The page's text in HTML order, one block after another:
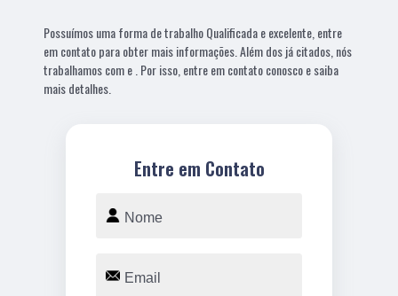
Possuímos uma forma de trabalho Qualificada e excelente, entre
em contato para obter mais informações. Além dos já citados, nós
trabalhamos com e . Por isso, entre em contato conosco e saiba
mais detalhes.
Entre em Contato